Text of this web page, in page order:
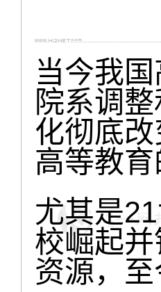
当今我
院系调
化彻底
高等教育
尤其是
校崛起
资源，